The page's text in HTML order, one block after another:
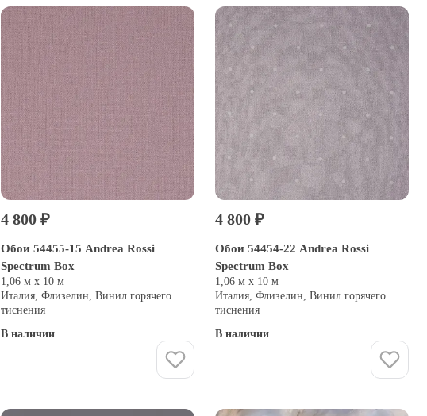
4 800 ₽
Обои 54455-15 Andrea Rossi
Spectrum Box
1,06 м х 10 м
Италия, Флизелин, Винил горячего
тиснения
В наличии
4 800 ₽
Обои 54454-22 Andrea Rossi
Spectrum Box
1,06 м х 10 м
Италия, Флизелин, Винил горячего
тиснения
В наличии